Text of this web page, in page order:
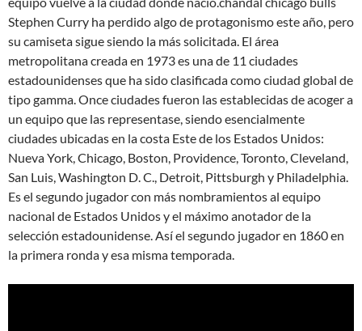
Stephen Curry ha perdido algo de protagonismo este año, pero
su camiseta sigue siendo la más solicitada. El área
metropolitana creada en 1973 es una de 11 ciudades
estadounidenses que ha sido clasificada como ciudad global de
tipo gamma. Once ciudades fueron las establecidas de acoger a
un equipo que las representase, siendo esencialmente
ciudades ubicadas en la costa Este de los Estados Unidos:
Nueva York, Chicago, Boston, Providence, Toronto, Cleveland,
San Luis, Washington D. C., Detroit, Pittsburgh y Philadelphia.
Es el segundo jugador con más nombramientos al equipo
nacional de Estados Unidos y el máximo anotador de la
selección estadounidense. Así el segundo jugador en 1860 en
la primera ronda y esa misma temporada.